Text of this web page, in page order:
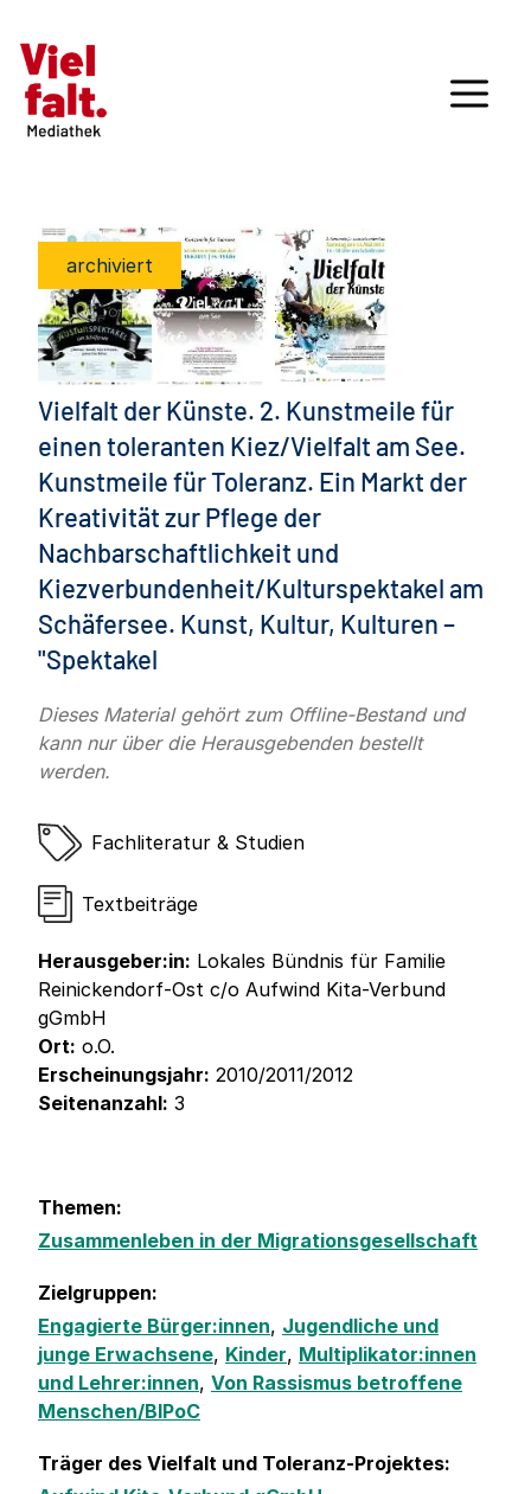
archiviert
Vielfalt der Künste. 2. Kunstmeile für
einen toleranten Kiez/Vielfalt am See.
Kunstmeile für Toleranz. Ein Markt der
Kreativität zur Pflege der
Nachbarschaftlichkeit und
Kiezverbundenheit/Kulturspektakel am
Schäfersee. Kunst, Kultur, Kulturen –
"Spektakel
Dieses Material gehört zum Offline-Bestand und
kann nur über die Herausgebenden bestellt
werden.
Fachliteratur & Studien
Textbeiträge
Herausgeber:in: Lokales Bündnis für Familie
Reinickendorf-Ost c/o Aufwind Kita-Verbund
gGmbH
Ort: o.O.
Erscheinungsjahr: 2010/2011/2012
Seitenanzahl: 3
Themen:
Zusammenleben in der Migrationsgesellschaft
Zielgruppen:
Engagierte Bürger:innen, Jugendliche und
junge Erwachsene, Kinder, Multiplikator:innen
und Lehrer:innen, Von Rassismus betroffene
Menschen/BIPoC
Träger des Vielfalt und Toleranz-Projektes: